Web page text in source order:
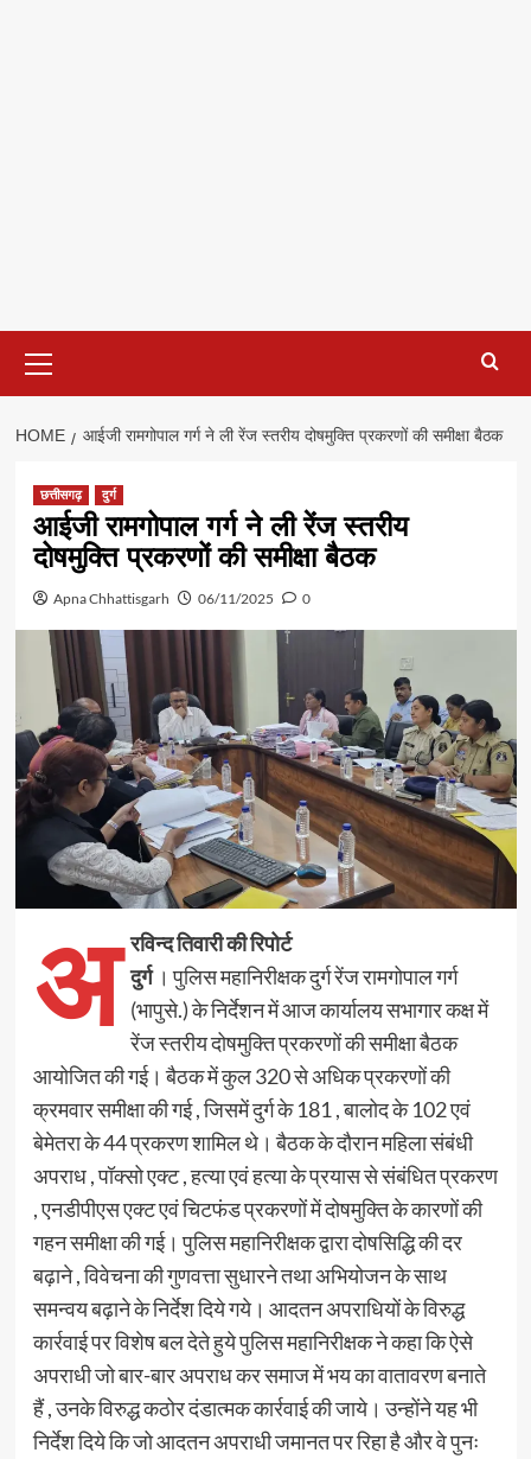
Menu
HOME आईजी रामगोपाल गर्ग ने ली रेंज स्तरीय दोषमुक्ति प्रकरणों की समीक्षा बैठक
छत्तीसगढ़ दुर्ग
आईजी रामगोपाल गर्ग ने ली रेंज स्तरीय
दोषमुक्ति प्रकरणों की समीक्षा बैठक
Apna Chhattisgarh 06/11/2025 0
अ रविन्द तिवारी की रिपोर्ट
दुर्ग। पुलिस महानिरीक्षक दुर्ग रेंज रामगोपाल गर्ग
(भापुसे.) के निर्देशन में आज कार्यालय सभागार कक्ष में
रेंज स्तरीय दोषमुक्ति प्रकरणों की समीक्षा बैठक
आयोजित की गई। बैठक में कुल 320 से अधिक प्रकरणों की
क्रमवार समीक्षा की गई , जिसमें दुर्ग के 181 , बालोद के 102 एवं
बेमेतरा के 44 प्रकरण शामिल थे। बैठक के दौरान महिला संबंधी
अपराध , पॉक्सो एक्ट , हत्या एवं हत्या के प्रयास से संबंधित प्रकरण
, एनडीपीएस एक्ट एवं चिटफंड प्रकरणों में दोषमुक्ति के कारणों की
गहन समीक्षा की गई। पुलिस महानिरीक्षक द्वारा दोषसिद्धि की दर
बढ़ाने , विवेचना की गुणवत्ता सुधारने तथा अभियोजन के साथ
समन्वय बढ़ाने के निर्देश दिये गये। आदतन अपराधियों के विरुद्ध
कार्रवाई पर विशेष बल देते हुये पुलिस महानिरीक्षक ने कहा कि ऐसे
अपराधी जो बार-बार अपराध कर समाज में भय का वातावरण बनाते
हैं , उनके विरुद्ध कठोर दंडात्मक कार्रवाई की जाये। उन्होंने यह भी
निर्देश दिये कि जो आदतन अपराधी जमानत पर रिहा है और वे पुनः